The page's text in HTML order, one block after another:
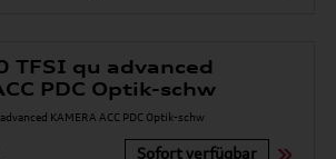
TFSI qu advanced
PDC Optik-schw
Sofort verfügbar